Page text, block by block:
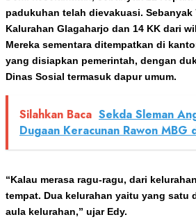
padukuhan telah dievakuasi. Sebanyak
Kalurahan Glagaharjo dan 14 KK dari
Mereka sementara ditempatkan di
yang disiapkan pemerintah, dengan
Dinas Sosial termasuk dapur umum.
Silahkan Baca Sekda Sleman
Dugaan Keracunan Rawon MBG
“Kalau merasa ragu-ragu, dari
tempat. Dua kelurahan yaitu yang satu
aula kelurahan,” ujar Edy.